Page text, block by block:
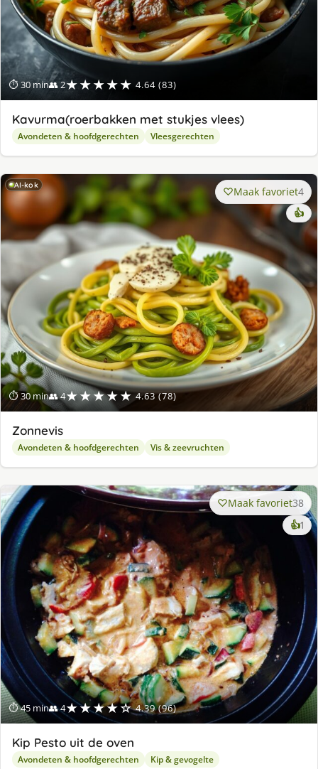
⏱ 30 min👥 2★★★★★ 4.64 (83)
Kavurma(roerbakken met stukjes vlees)
Avondeten & hoofdgerechten Vleesgerechten
AI-kok
⏱ 30 min👥 4★★★★★ 4.63 (78)
Maak favoriet4
👍
Zonnevis
Avondeten & hoofdgerechten Vis & zeevruchten
⏱ 45 min👥 4★★★★☆ 4.39 (96)
Maak favoriet38
👍1
Kip Pesto uit de oven
Avondeten & hoofdgerechten Kip & gevogelte